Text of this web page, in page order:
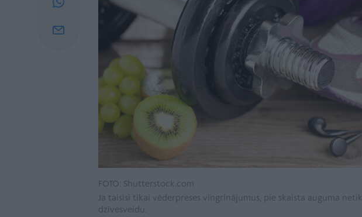
FOTO: Shutterstock.com
Ja taisīsi tikai vēderpreses vingrinājumus, pie skaista auguma
dzīvesveidu.